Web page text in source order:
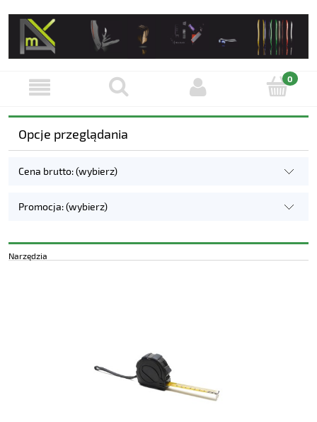
Opcje przeglądania
Cena brutto: (wybierz)
Promocja: (wybierz)
Narzędzia